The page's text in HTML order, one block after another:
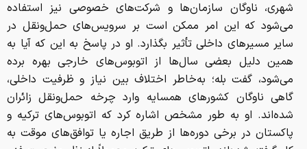
شهری، ناوگان سازمان‌ها و شرکت‌های خصوصی نیز استفاده
می‌شود که این امر ممکن است بر سرویس‌های حمل‌ونقل در
سایر مسیرهای داخلی تأثیر بگذارد. او در پاسخ به این که آیا به
همین دلیل بعضی سال‌ها از اتوبوس‌های خارجی بهره برده
می‌شود، گفت بله؛ به‌خاطر اختلاف بین نیاز و ظرفیت داخلی،
گاهی ناوگان کشورهای همسایه وارد چرخه حمل‌ونقل زائران
شده‌اند. او به طور مشخص اشاره کرد که اتوبوس‌های ترکیه و
پاکستان در برخی دوره‌ها از طریق اجاره یا توافق‌های موقت به